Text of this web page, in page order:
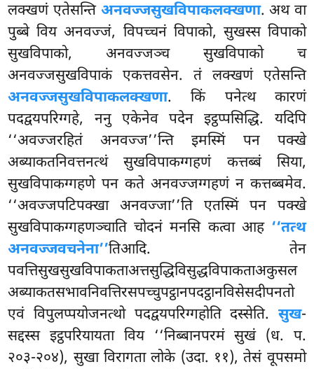
लक्खणं एतेसन्ति अनवज्जसुखविपाकलक्खणा. अथ वा
पुब्बे विय अनवज्जं, विपच्चनं विपाको, सुखस्स विपाको
सुखविपाको, अनवज्जञ्च सुखविपाको च
अनवज्जसुखविपाकं एकत्तवसेन. तं लक्खणं एतेसन्ति
अनवज्जसुखविपाकलक्खणा. किं पनेत्थ कारणं
पदद्वयपरिग्गहे, ननु एकेनेव पदेन इट्ठप्पसिद्धि. यदिपि
‘‘अवज्जरहितं अनवज्ज’’न्ति इमस्मिं पन पक्खे
अब्याकतनिवत्तनत्थं सुखविपाकग्गहणं कत्तब्बं सिया,
सुखविपाकग्गहणे पन कते अनवज्जग्गहणं न कत्तब्बमेव.
‘‘अवज्जपटिपक्खा अनवज्जा’’ति एतस्मिं पन पक्खे
सुखविपाकग्गहणञ्चाति चोदनं मनसि कत्वा आह ‘‘तत्थ
अनवज्जवचनेना’’तिआदि. तेन
पवत्तिसुखसुखविपाकताअत्तसुद्धिविसुद्धविपाकताअकुसल
अब्याकतसभावनिवत्तिरसपच्चुपट्ठानपदट्ठानविसेसदीपनतो
एवं विपुलप्पयोजनत्थो पदद्वयपरिग्गहोति दस्सेति. सुख-
सद्दस्स इट्ठपरियायता विय ‘‘निब्बानपरमं सुखं (ध. प.
२०३-२०४), सुखा विरागता लोके (उदा. ११), तेसं वूपसमो